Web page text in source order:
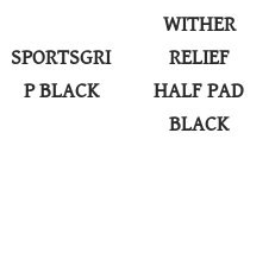
SPORTSGRI
P BLACK
WITHER
RELIEF
HALF PAD
BLACK